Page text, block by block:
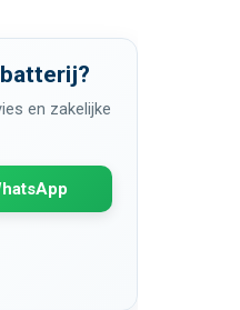
en zakelijke